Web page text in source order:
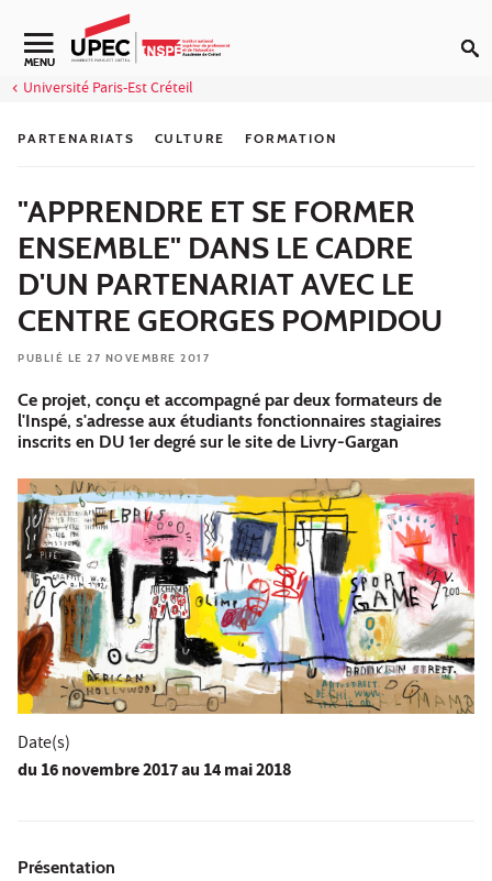
Aller au contenu
Navigation secondaire
MENU
Université Paris-Est Créteil
PARTENARIATS CULTURE FORMATION
"APPRENDRE ET SE FORMER
ENSEMBLE" DANS LE CADRE
D'UN PARTENARIAT AVEC LE
CENTRE GEORGES POMPIDOU
PUBLIÉ LE 27 NOVEMBRE 2017
Ce projet, conçu et accompagné par deux formateurs de
l'Inspé, s'adresse aux étudiants fonctionnaires stagiaires
inscrits en DU 1er degré sur le site de Livry-Gargan
Date(s)
du 16 novembre 2017au 14 mai 2018
Présentation